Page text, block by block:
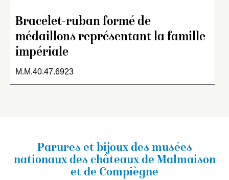
Bracelet-ruban formé de
médaillons représentant la famille
impériale
M.M.40.47.6923
Parures et bijoux des musées
nationauxdes châteaux de Malmaison
et de Compiègne